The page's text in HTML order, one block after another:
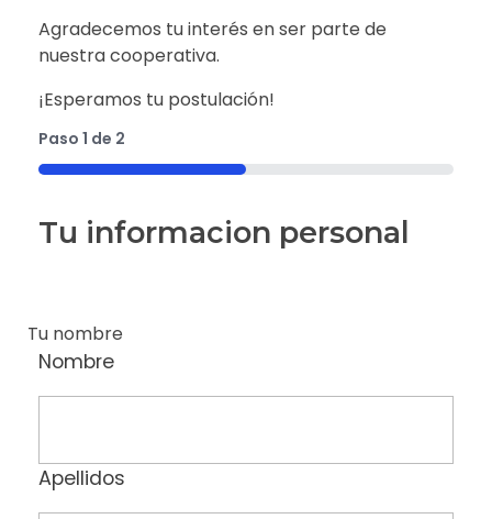
Agradecemos tu interés en ser parte de
nuestra cooperativa.
¡Esperamos tu postulación!
Paso 1 de 2
50%
Tu informacion personal
Tu nombre
Nombre
Apellidos